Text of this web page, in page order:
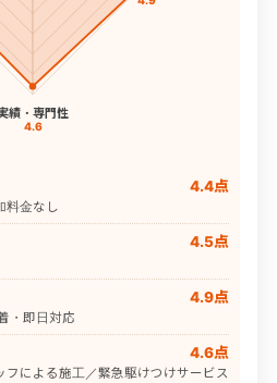
績・専門性
4.6
4.4点
料金なし
4.5点
4.9点
・即日対応
4.6点
による施工／緊急駆けつけサービス